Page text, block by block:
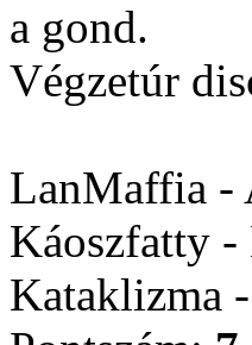
a gond.
Végzetúr
LanMaffia -
Káoszfatty -
Kataklizma